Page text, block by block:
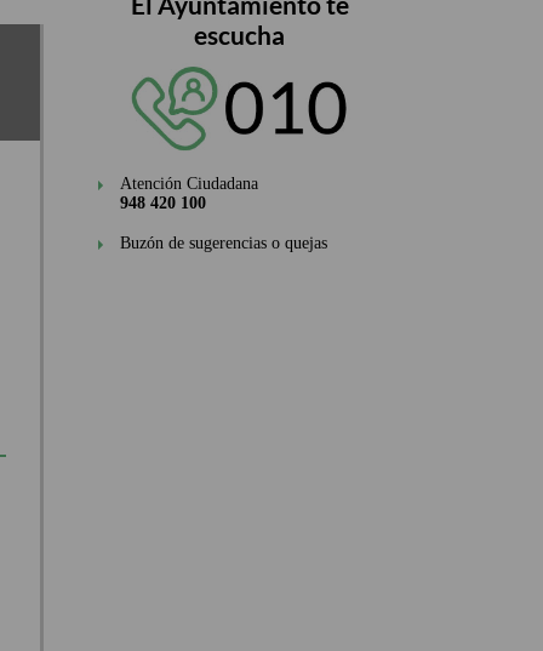
escucha
Atención Ciudadana
948 420 100
Buzón de sugerencias o quejas